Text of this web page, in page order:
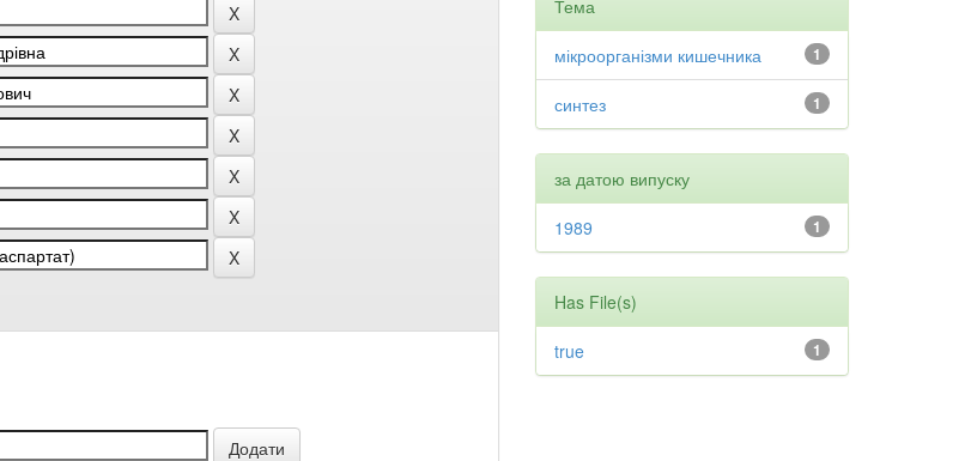
Тема
1
мікроорганізми кишечника
1
синтез
за датою випуску
1
1989
Has File(s)
1
true